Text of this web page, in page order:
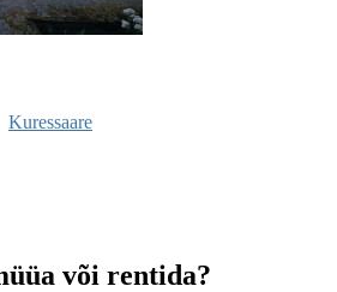
Kuressaare
või rentida?